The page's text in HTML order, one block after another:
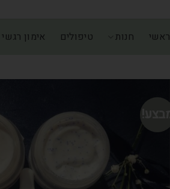
ראשי חנות טיפולים אימון